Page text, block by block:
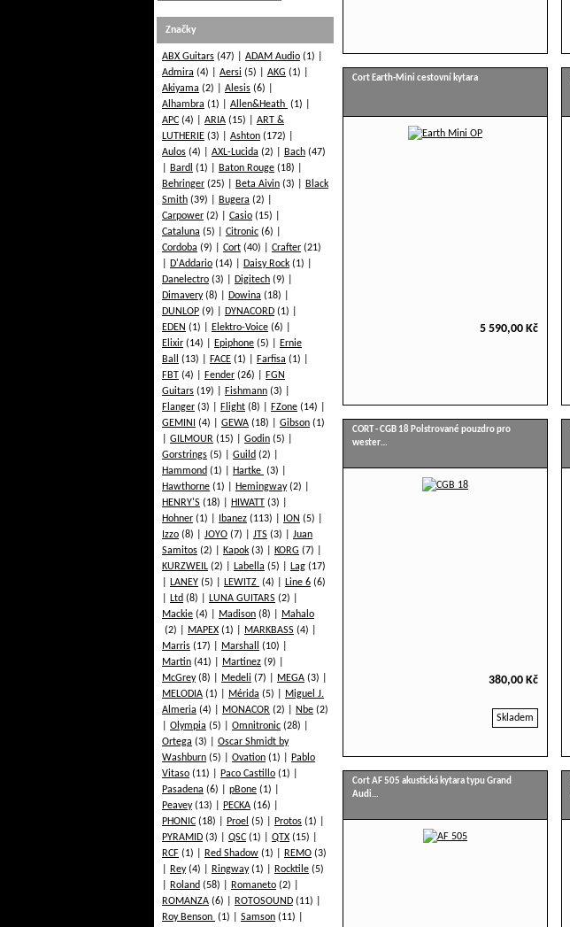
Cort Earth-Mini cestovní kytara
5 590,00 Kč
CORT - CGB 18 Polstrované pouzdro pro
wester…
380,00 Kč
Skladem
Cort AF 505 akustická kytara typu Grand
Audi…
Značky
ABX Guitars (47) ADAM Audio (1)
Admira (4) Aersi (5) AKG (1)
Akiyama (2) Alesis (6)
Alhambra (1) Allen&Heath (1)
APC (4) ARIA (15)
ART &
LUTHERIE (3) Ashton (172)
Aulos (4) AXL-Lucida (2) Bach (47)
Bardl (1) Baton Rouge (18)
Behringer (25) Beta Aivin (3)
Black
Smith (39) Bugera (2)
Carpower (2) Casio (15)
Cataluna (5) Citronic (6)
Cordoba (9) Cort (40) Crafter (21)
D'Addario (14) Daisy Rock (1)
Danelectro (3) Digitech (9)
Dimavery(8) Dowina (18)
DUNLOP (9) DYNACORD (1)
EDEN (1) Elektro-Voice (6)
Elixir (14) Epiphone (5)
Ernie
Ball
(13) FACE (1) Farfisa (1)
FBT (4) Fender (26)
FGN
Guitars (19) Fishmann (3)
Flanger (3) Flight (8) FZone (14)
GEMINI
(4) GEWA (18) Gibson (1)
GILMOUR (15) Godin (5)
Gorstrings (5) Guild (2)
Hammond (1) Hartke (3)
Hawthorne (1) Hemingway(2)
HENRY'S (18) HIWATT (3)
Hohner (1) Ibanez (113) ION (5)
Izzo (8) JOYO (7) JTS (3)
Juan
Samitos (2) Kapok (3) KORG (7)
KURZWEIL (2) Labella (5) Lag (17)
LANEY (5) LEWITZ (4) Line 6 (6)
Ltd (8) LUNA GUITARS (2)
Mackie (4) Madison (8)
Mahalo
(2)
MAPEX (1) MARKBASS (4)
Marris (17) Marshall
(10)
Martin (41) Martinez (9)
McGrey(8) Medeli (7) MEGA (3)
MELODIA (1) Mérida (5)
Miguel J.
Almeria (4) MONACOR (2) Nbe (2)
Olympia (5) Omnitronic (28)
Ortega (3)
Oscar Shmidt by
Washburn (5) Ovation (1)
Pablo
Vitaso (11) Paco Castillo (1)
Pasadena (6) pBone (1)
Peavey(13) PECKA (16)
PHONIC (18) Proel (5) Protos (1)
PYRAMID (3) QSC (1) QTX (15)
RCF (1) Red Shadow (1) REMO (3)
Rey(4) Ringway(1) Rocktile (5)
Roland (58) Romaneto (2)
ROMANZA (6) ROTOSOUND (11)
Roy Benson (1) Samson (11)